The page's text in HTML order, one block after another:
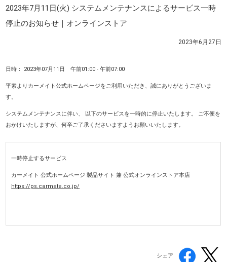
2023年7月11日(火) システムメンテナンスによるサービス一時
停止のお知らせ｜オンラインストア
2023年6月27日
日時： 2023年07月11日 午前01:00 - 午前07:00
平素よりカーメイト公式ホームページをご利用いただき、誠にありがとうございま
す。
システムメンテナンスに伴い、 以下のサービスを一時的に停止いたします。 ご不便を
おかけいたしますが、何卒ご了承くださいますようお願いいたします。
一時停止するサービス
カーメイト 公式ホームページ 製品サイト 兼 公式オンラインストア本店
https://ps.carmate.co.jp/
シェア